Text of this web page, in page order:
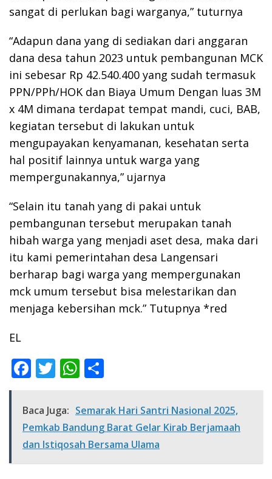
sangat di perlukan bagi warganya,” tuturnya
“Adapun dana yang di sediakan dari anggaran
dana desa tahun 2023 untuk pembangunan MCK
ini sebesar Rp 42.540.400 yang sudah termasuk
PPN/PPh/HOK dan Biaya Umum Dengan luas 3M
x 4M dimana terdapat tempat mandi, cuci, BAB,
kegiatan tersebut di lakukan untuk
mengupayakan kenyamanan, kesehatan serta
hal positif lainnya untuk warga yang
mempergunakannya,” ujarnya
“Selain itu tanah yang di pakai untuk
pembangunan tersebut merupakan tanah
hibah warga yang menjadi aset desa, maka dari
itu kami pemerintahan desa Langensari
berharap bagi warga yang mempergunakan
mck umum tersebut bisa melestarikan dan
menjaga kebersihan mck.” Tutupnya *red
EL
F
e
b
o
o
T
itt
er
W
at
s
A
p
ar
e
Baca Juga: Semarak Hari Santri Nasional 2025,
Pemkab Bandung Barat Gelar Kirab Berjamaah
dan Istiqosah Bersama Ulama